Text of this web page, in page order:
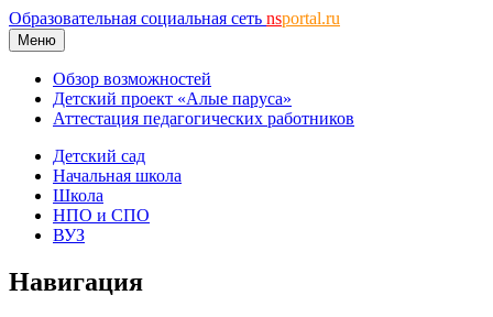
Образовательная социальная сеть nsportal.ru
Меню
Обзор возможностей
Детский проект «Алые паруса»
Аттестация педагогических работников
Детский сад
Начальная школа
Школа
НПО и СПО
ВУЗ
Навигация